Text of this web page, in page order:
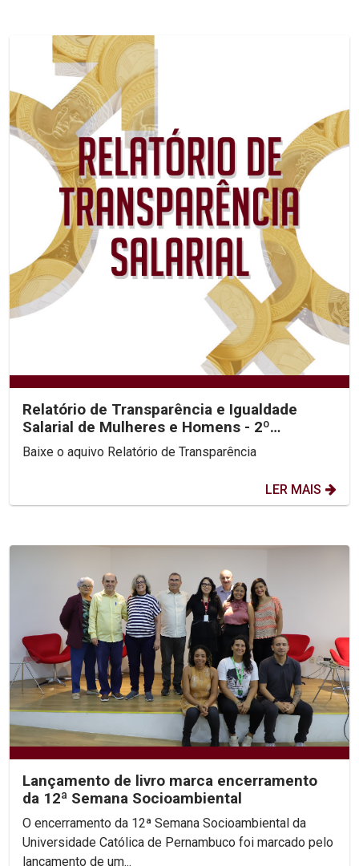
Relatório de Transparência e Igualdade
Salarial de Mulheres e Homens - 2º
Semestre 2025Baixe o aquivo Relatório de Transparência
LER MAIS
Lançamento de livro marca encerramento
da 12ª Semana Socioambiental
O encerramento da 12ª Semana Socioambiental da
Universidade Católica de Pernambuco foi marcado pelo
lançamento de um...